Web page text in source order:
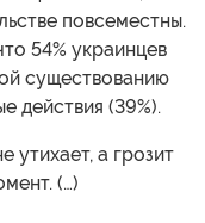
повсеместны.
54% украинцев
существованию
действия (39%).
утихает, а грозит
(…)